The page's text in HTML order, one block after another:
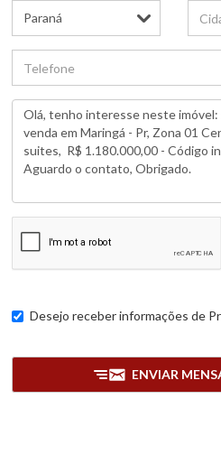
Desejo receber informações de
ENVIAR